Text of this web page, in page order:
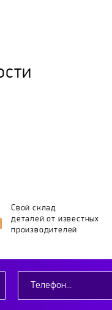
Свой склад
деталей от известных
производителей